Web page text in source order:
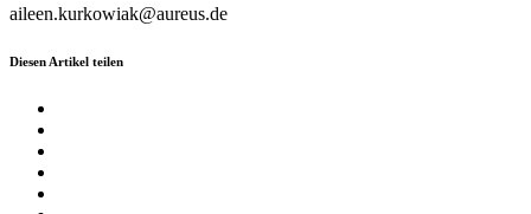
aileen.kurkowiak@aureus.de
Diesen Artikel teilen